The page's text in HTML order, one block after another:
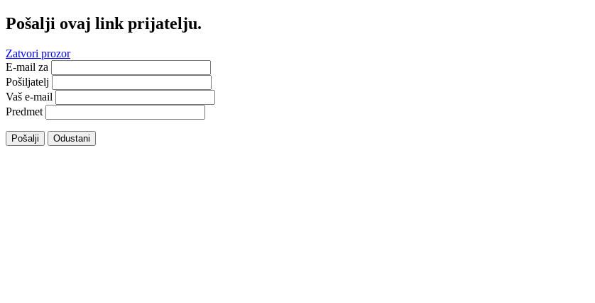
Pošalji ovaj link prijatelju.
Zatvori prozor
E-mail za
Pošiljatelj
Vaš e-mail
Predmet
Pošalji Odustani